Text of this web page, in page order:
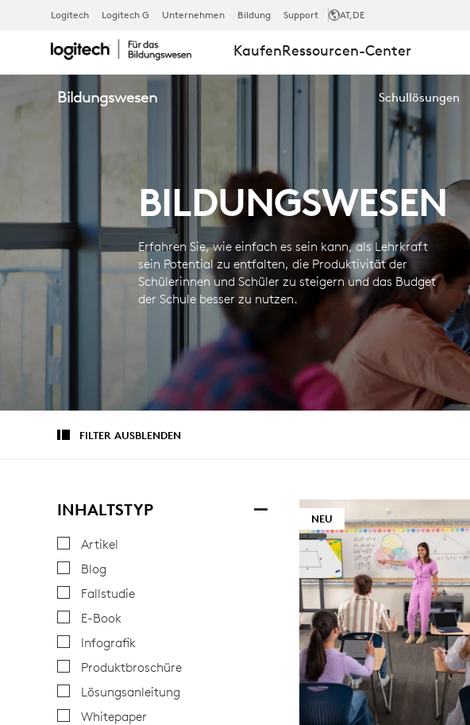
BILDUNGSWESEN
Logitech Logitech G Unternehmen Bildung Support AT,DE
KaufenRessourcen-Center
Bildungswesen Schullösungen
BILDUNGSWESEN
Erfahren Sie, wie einfach es sein kann, als Lehrkraft
sein Potential zu entfalten, die Produktivität der
Schülerinnen und Schüler zu steigern und das Budget
der Schule besser zu nutzen.
FILTER AUSBLENDEN
INHALTSTYP
Artikel
Blog
Fallstudie
E-Book
Infografik
Produktbroschüre
Lösungsanleitung
Whitepaper
NEU